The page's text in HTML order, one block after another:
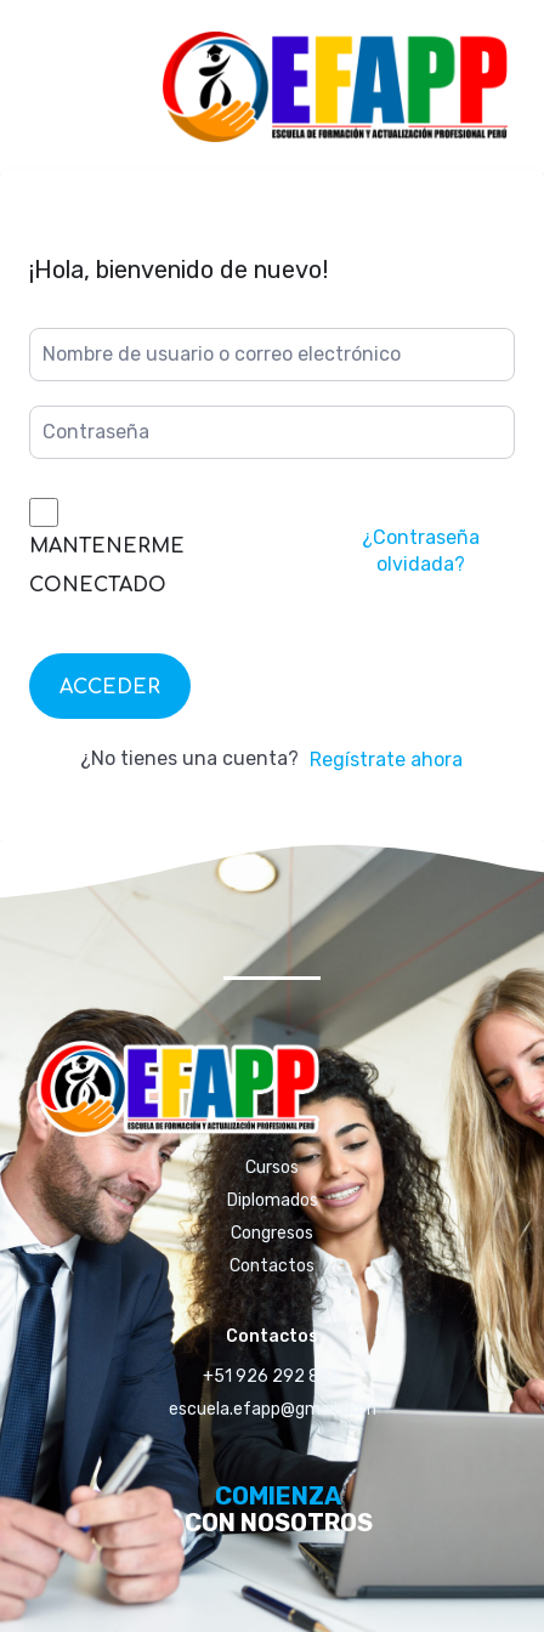
¡Hola, bienvenido de nuevo!
MANTENERME
CONECTADO
¿Contraseña
olvidada?
ACCEDER
¿No tienes una cuenta? Regístrate ahora
Cursos
Diplomados
Congresos
Contactos
Contactos
+51 926 292 856
escuela.efapp@gmail.com
COMIENZA
CON NOSOTROS